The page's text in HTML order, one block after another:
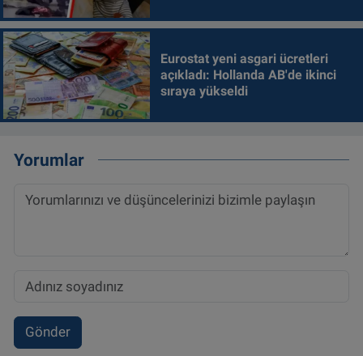
Eurostat yeni asgari ücretleri
açıkladı: Hollanda AB'de ikinci
sıraya yükseldi
Yorumlar
Gönder